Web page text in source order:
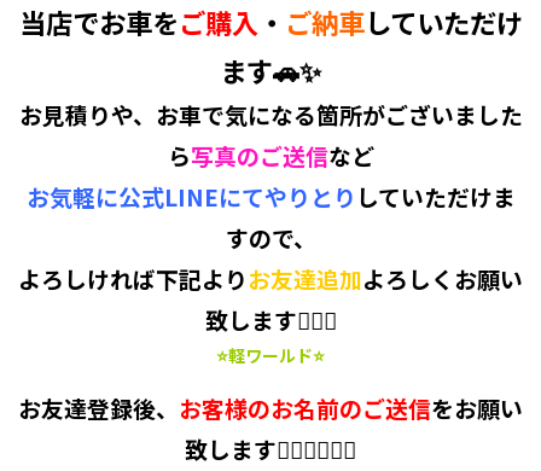
当店でお車をご購入 ・ ご納車していただけ
ます🚗✨
お見積りや、 お車で気になる箇所がございました
ら写真のご送信など
お気軽に公式LINEにてやりとり していただけま
すので、
よろしければ下記よりお友達追加よろしくお願い
致します🙋‍♀️✨
⭐軽ワールド⭐
お友達登録後、 お客様のお名前のご送信をお願い
致します🙇‍♂️🙇‍♀️🙇‍♂️